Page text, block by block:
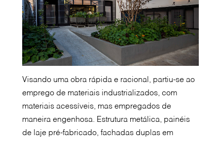
Visando uma obra rápida e racional, partiu-se ao
emprego de materiais industrializados, com
materiais acessíveis, mas empregados de
maneira engenhosa. Estrutura metálica, painéis
de laje pré-fabricado, fachadas duplas em